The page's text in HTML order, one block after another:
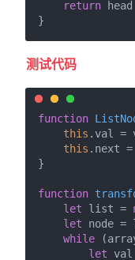
return head
测试代码
function
this . val
=
this . next =
}
function
let list =
let node
while
let val